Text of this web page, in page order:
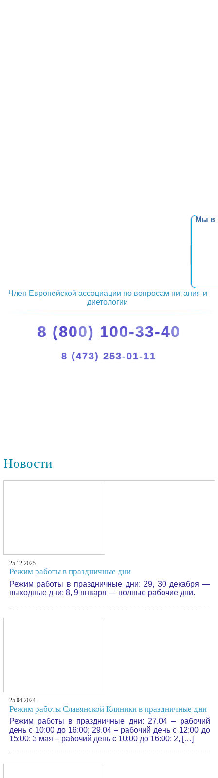
Мы в
Член Европейской ассоциации по вопросам питания и
диетологии
8 (800) 100-33-40
8 (473) 253-01-11
Новости
25.12.2025
Режим работы в праздничные дни
Режим работы в праздничные дни: 29, 30 декабря —
выходные дни; 8, 9 января — полные рабочие дни.
25.04.2024
Режим работы Славянской Клиники в праздничные дни
Режим работы в праздничные дни: 27.04 – рабочий
день с 10:00 до 16:00; 29.04 – рабочий день с 12:00 до
15:00; 3 мая – рабочий день с 10:00 до 16:00; 2, […]